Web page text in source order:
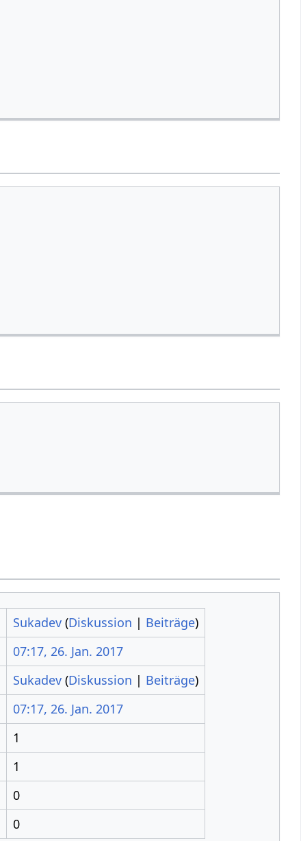
Sukadev (Diskussion | Beiträge)
07:17, 26. Jan. 2017
Sukadev (Diskussion | Beiträge)
07:17, 26. Jan. 2017
1
1
0
0